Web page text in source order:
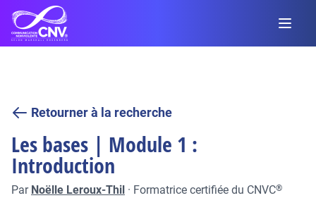
Retourner à la recherche
Les bases | Module 1 :
Introduction
Par Noëlle Leroux-Thil · Formatrice certifiée du CNVC®